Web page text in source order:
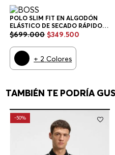
POLO SLIM FIT EN ALGODÓN
ELÁSTICO DE SECADO RÁPIDO
POLO SLIM FIT HOMBRE
$699.000 $349.500
+ 2 Colores
TAMBIÉN TE PODRÍA
-50%